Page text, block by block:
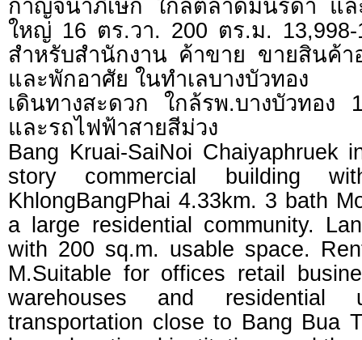
กาญจนาภิเษก ใกล้ตลาดมนรดา แ
ใหญ่ 16 ตร.วา. 200 ตร.ม. 13,998-
สำหรับสำนักงาน ค้าขาย ขายสินค้
และพักอาศัย ในทำเลบางบัวทอง
เดินทางสะดวก ใกล้รพ.บางบัวทอง
และรถไฟฟ้าสายสีม่วง
Bang Kruai-SaiNoi Chaiyaphruek
story commercial building
KhlongBangPhai 4.33km. 3 bath
a large residential community.
with 200 sq.m. usable space.
M.Suitable for offices retail
warehouses and residential
transportation close to Bang Bua